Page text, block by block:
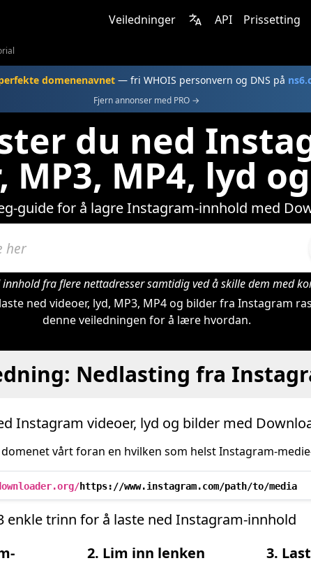
Veiledninger API Prissetting
domenenavnet— fri WHOIS personvern og DNS på
Fjern annonser med PRO →
du ned
MP3, MP4, lyd
guide for å lagre Instagram-innhold med
innhold fra flere nettadresser samtidig ved å skille dem med
ned videoer, lyd, MP3, MP4 og bilder fra Instagram
denne veiledningen for å lære hvordan.
Nedlasting fra
Instagram videoer, lyd og bilder med
vårt foran en hvilken som helst Instagram-
https://www.instagram.com/path/to/media
enkle trinn for å laste ned Instagram-innhold
2. Lim inn lenken 3.